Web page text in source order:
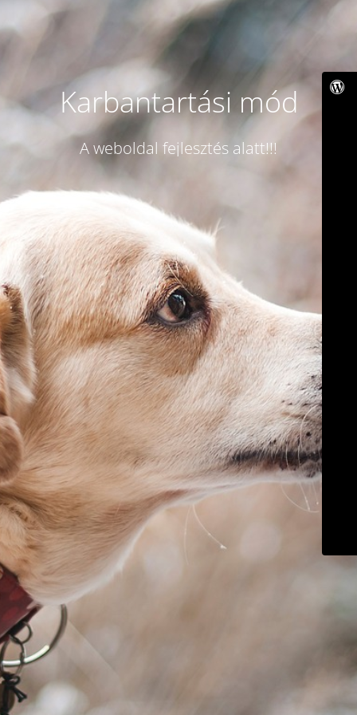
Karbantartási mód
A weboldal fejlesztés alatt!!!